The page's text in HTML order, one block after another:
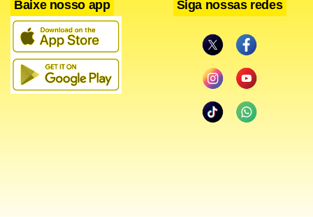
Baixe nosso app Siga nossas redes